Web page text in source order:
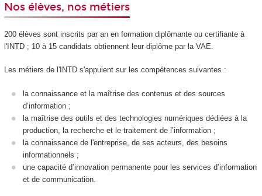
Nos élèves, nos métiers
200 élèves sont inscrits par an en formation diplômante ou certifiante à
l'INTD ; 10 à 15 candidats obtiennent leur diplôme par la VAE
Les métiers de l'INTD s'appuient sur les compétences suivantes :
la connaissance et la maîtrise des contenus et des sources
d’information ;
la maîtrise des outils et des technologies numériques dédiées à la
production, la recherche et le traitement de l’information ;
la connaissance de l'entreprise, de ses acteurs, des besoins
informationnels ;
une capacité d’innovation permanente pour les services d’information
et de communication.